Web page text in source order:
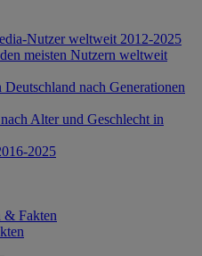
Nutzer weltweit 2012-2025
meisten Nutzern weltweit
nach Generationen
Alter und Geschlecht in
2025
& Fakten